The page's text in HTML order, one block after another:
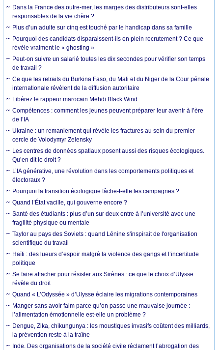
Dans la France des outre-mer, les marges des distributeurs sont-elles
responsables de la vie chère ?
Plus d’un adulte sur cinq est touché par le handicap dans sa famille
Pourquoi des candidats disparaissent-ils en plein recrutement ? Ce que
révèle vraiment le « ghosting »
Peut-on suivre un salarié toutes les dix secondes pour vérifier son temps
de travail ?
Ce que les retraits du Burkina Faso, du Mali et du Niger de la Cour pénale
internationale révèlent de la diffusion autoritaire
Libérez le rappeur marocain Mehdi Black Wind
Compétences : comment les jeunes peuvent préparer leur avenir à l’ère
de l’IA
Ukraine : un remaniement qui révèle les fractures au sein du premier
cercle de Volodymyr Zelensky
Les centres de données spatiaux posent aussi des risques écologiques.
Qu’en dit le droit ?
L’IA générative, une révolution dans les comportements politiques et
électoraux ?
Pourquoi la transition écologique fâche-t-elle les campagnes ?
Quand l’État vacille, qui gouverne encore ?
Santé des étudiants : plus d’un sur deux entre à l’université avec une
fragilité physique ou mentale
Taylor au pays des Soviets : quand Lénine s'inspirait de l'organisation
scientifique du travail
Haïti : des lueurs d’espoir malgré la violence des gangs et l’incertitude
politique
Se faire attacher pour résister aux Sirènes : ce que le choix d’Ulysse
révèle du droit
Quand « L’Odyssée » d’Ulysse éclaire les migrations contemporaines
Manger sans avoir faim parce qu’on passe une mauvaise journée :
l’alimentation émotionnelle est-elle un problème ?
Dengue, Zika, chikungunya : les moustiques invasifs coûtent des milliards,
la prévention reste à la traîne
Inde. Des organisations de la société civile réclament l’abrogation des